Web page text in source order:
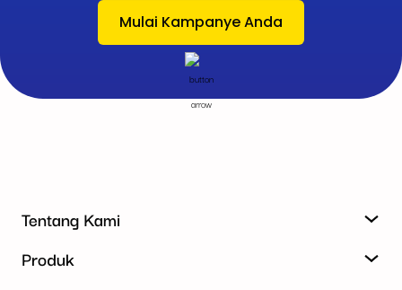
Mulai Kampanye Anda
Tentang Kami
Produk